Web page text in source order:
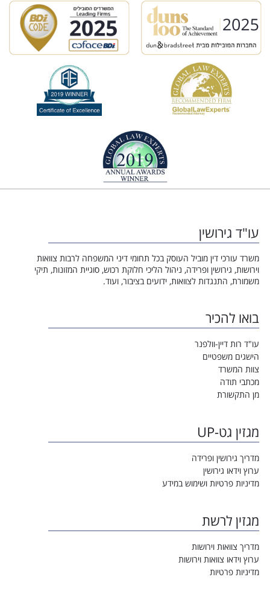
עו"ד גירושין
משרד עורכי דין מוביל העוסק בכל תחומי דיני המשפחה לרבות צוואות
וירושות, גירושין ופרידה, ניהול הליכי חלוקת רכוש, סוגיית המזונות, תיקי
משמורת, התנגדות לצוואות, ידועים בציבור, ועוד.
בואו להכיר
עו"ד רות דיין-וולפנר
הישגים משפטיים
צוות המשרד
מכתבי תודה
מן התקשורת
מגזין גט-UP
מדריך גירושין ופרידה
ערוץ וידאו גירושין
מדיניות פרטיות ושימוש במידע
מגזין לרשת
מדריך צוואות וירושות
ערוץ וידאו צוואות וירושות
מדיניות פרטיות